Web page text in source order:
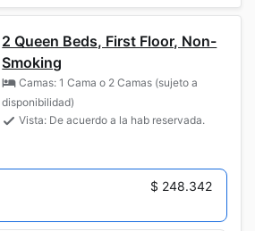
2 Queen Beds, First Floor, Non-
Smoking
Camas: 1 Cama o 2 Camas (sujeto a
disponibilidad)
Vista: De acuerdo a la hab reservada.
$ 248.342